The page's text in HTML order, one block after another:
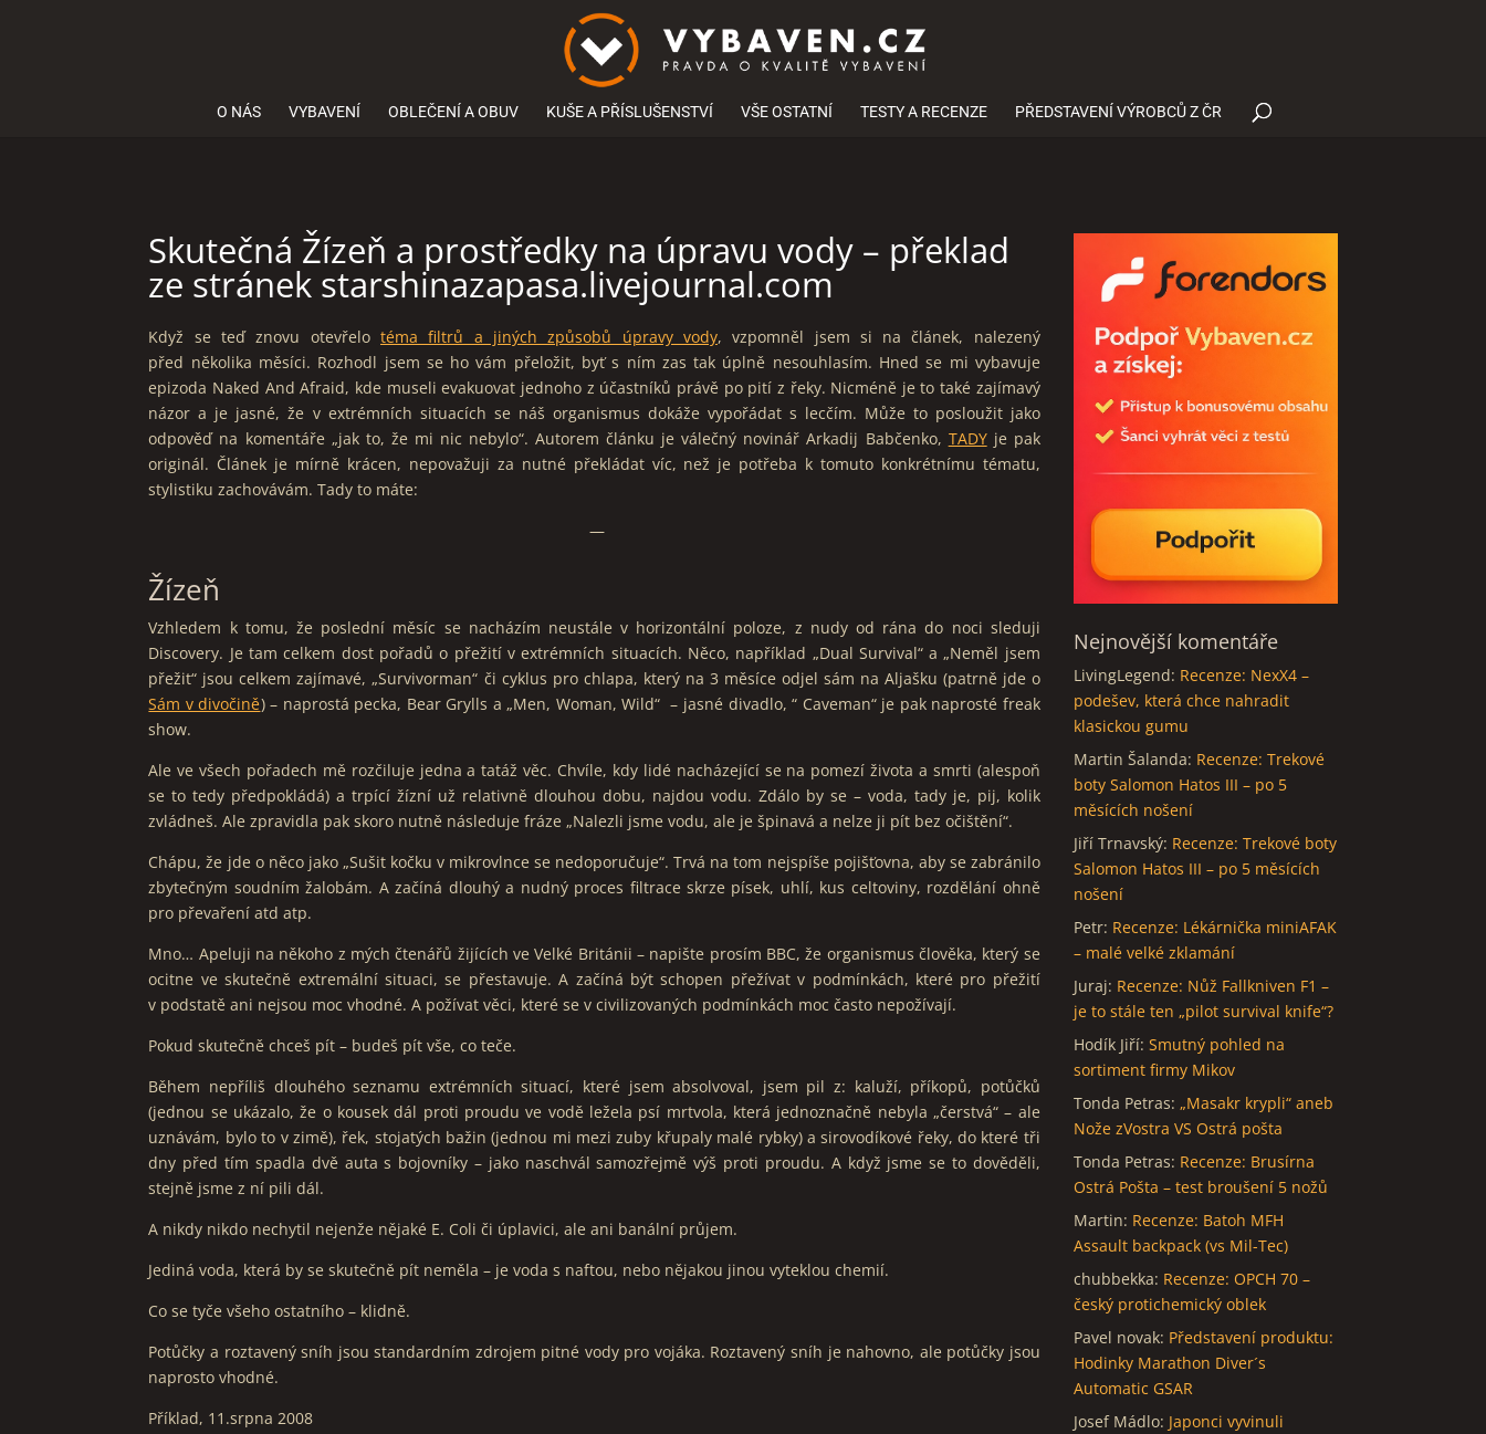
O NÁS VYBAVENÍ OBLEČENÍ A OBUV KUŠE A PŘÍSLUŠENSTVÍ VŠE OSTATNÍ TESTY A RECENZE PŘEDSTAVENÍ VÝROBCŮ Z ČR
Skutečná Žízeň a prostředky na úpravu vody – překlad
ze stránek starshinazapasa.livejournal.com
Když se teď znovu otevřelo téma filtrů a jiných způsobů úpravy vody, vzpomněl jsem si na článek, nalezený
před několika měsíci. Rozhodl jsem se ho vám přeložit, byť s ním zas tak úplně nesouhlasím. Hned se mi vybavuje
epizoda Naked And Afraid, kde museli evakuovat jednoho z účastníků právě po pití z řeky. Nicméně je to také zajímavý
názor a je jasné, že v extrémních situacích se náš organismus dokáže vypořádat s lecčím. Může to posloužit jako
odpověď na komentáře „jak to, že mi nic nebylo“. Autorem článku je válečný novinář Arkadij Babčenko, TADYje pak
originál. Článek je mírně krácen, nepovažuji za nutné překládat víc, než je potřeba k tomuto konkrétnímu tématu,
stylistiku zachovávám. Tady to máte:
—
Žízeň
Vzhledem k tomu, že poslední měsíc se nacházím neustále v horizontální poloze, z nudy od rána do noci sleduji
Discovery. Je tam celkem dost pořadů o přežití v extrémních situacích. Něco, například „Dual Survival“ a „Neměl jsem
přežit“ jsou celkem zajímavé, „Survivorman“ či cyklus pro chlapa, který na 3 měsíce odjel sám na Aljašku (patrně jde o
Sám v divočině) – naprostá pecka, Bear Grylls a „Men, Woman, Wild“ – jasné divadlo, “ Caveman“ je pak naprosté freak
show.
Ale ve všech pořadech mě rozčiluje jedna a tatáž věc. Chvíle, kdy lidé nacházející se na pomezí života a smrti (alespoň
se to tedy předpokládá) a trpící žízní už relativně dlouhou dobu, najdou vodu. Zdálo by se – voda, tady je, pij, kolik
zvládneš. Ale zpravidla pak skoro nutně následuje fráze „Nalezli jsme vodu, ale je špinavá a nelze ji pít bez očištění“.
Chápu, že jde o něco jako „Sušit kočku v mikrovlnce se nedoporučuje“. Trvá na tom nejspíše pojišťovna, aby se zabránilo
zbytečným soudním žalobám. A začíná dlouhý a nudný proces filtrace skrze písek, uhlí, kus celtoviny, rozdělání ohně
pro převaření atd atp.
Mno… Apeluji na někoho z mých čtenářů žijících ve Velké Británii – napište prosím BBC, že organismus člověka, který se
ocitne ve skutečně extremální situaci, se přestavuje. A začíná být schopen přežívat v podmínkách, které pro přežití
v podstatě ani nejsou moc vhodné. A požívat věci, které se v civilizovaných podmínkách moc často nepožívají.
Pokud skutečně chceš pít – budeš pít vše, co teče.
Během nepříliš dlouhého seznamu extrémních situací, které jsem absolvoval, jsem pil z: kaluží, příkopů, potůčků
(jednou se ukázalo, že o kousek dál proti proudu ve vodě ležela psí mrtvola, která jednoznačně nebyla „čerstvá“ – ale
uznávám, bylo to v zimě), řek, stojatých bažin (jednou mi mezi zuby křupaly malé rybky) a sirovodíkové řeky, do které tři
dny před tím spadla dvě auta s bojovníky – jako naschvál samozřejmě výš proti proudu. A když jsme se to dověděli,
stejně jsme z ní pili dál.
A nikdy nikdo nechytil nejenže nějaké E. Coli či úplavici, ale ani banální průjem.
Jediná voda, která by se skutečně pít neměla – je voda s naftou, nebo nějakou jinou vyteklou chemií.
Co se tyče všeho ostatního – klidně.
Potůčky a roztavený sníh jsou standardním zdrojem pitné vody pro vojáka. Roztavený sníh je nahovno, ale potůčky jsou
naprosto vhodné.
Příklad, 11.srpna 2008
Nejnovější komentáře
LivingLegend: Recenze: NexX4 –
podešev, která chce nahradit
klasickou gumu
Martin Šalanda: Recenze: Trekové
boty Salomon Hatos III – po 5
měsících nošení
Jiří Trnavský: Recenze: Trekové boty
Salomon Hatos III – po 5 měsících
nošení
Petr: Recenze: Lékárnička miniAFAK
– malé velké zklamání
Juraj: Recenze: Nůž Fallkniven F1 –
je to stále ten „pilot survival knife“?
Hodík Jiří: Smutný pohled na
sortiment firmy Mikov
Tonda Petras: „Masakr krypli“ aneb
Nože zVostra VS Ostrá pošta
Tonda Petras: Recenze: Brusírna
Ostrá Pošta – test broušení 5 nožů
Martin: Recenze: Batoh MFH
Assault backpack (vs Mil-Tec)
chubbekka: Recenze: OPCH 70 –
český protichemický oblek
Pavel novak: Představení produktu:
Hodinky Marathon Diver´s
Automatic GSAR
Josef Mádlo: Japonci vyvinuli